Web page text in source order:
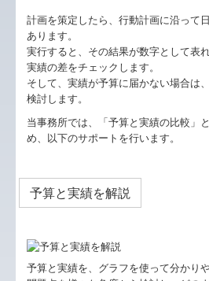
計画を策定したら、行動計画に沿って
あります。
実行すると、その結果が数字として表
実績の差をチェックします。
そして、実績が予算に届かない場合は
検討します。
当事務所では、「予算と実績の比較」
め、以下のサポートを行います。
予算と実績を解説
予算と実績を、グラフを使って分かり